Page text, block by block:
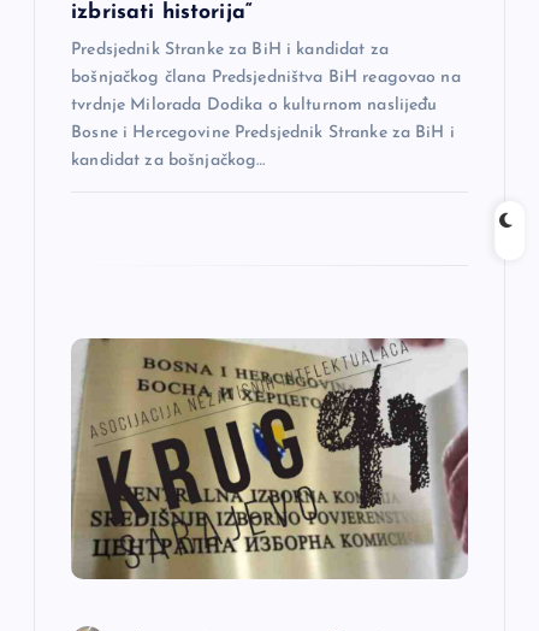
izbrisati historija“
Predsjednik Stranke za BiH i kandidat za
bošnjačkog člana Predsjedništva BiH reagovao na
tvrdnje Milorada Dodika o kulturnom naslijeđu
Bosne i Hercegovine Predsjednik Stranke za BiH i
kandidat za bošnjačkog…